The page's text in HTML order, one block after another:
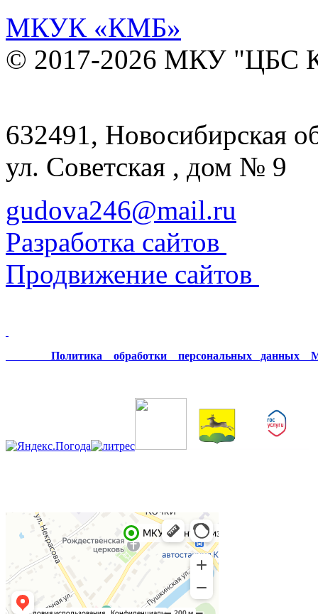
МКУК «КМБ»
© 2017-2026 МКУ "ЦБС
632491, Новосибирская
ул. Советская , дом № 9
gudova246@mail.ru
Разработка сайтов
Продвижение сайтов
Политика обработки персональных данных